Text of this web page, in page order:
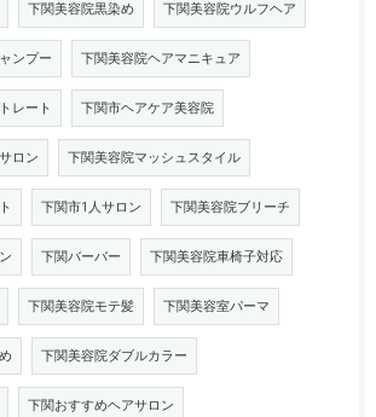
下関美容院黒染め 下関美容院ウルフヘア
ンプー 下関美容院ヘアマニキュア
レート 下関市ヘアケア美容院
ロン 下関美容院マッシュスタイル
下関市1人サロン 下関美容院ブリーチ
下関バーバー 下関美容院車椅子対応
下関美容院モテ髪 下関美容室パーマ
下関美容院ダブルカラー
下関おすすめヘアサロン